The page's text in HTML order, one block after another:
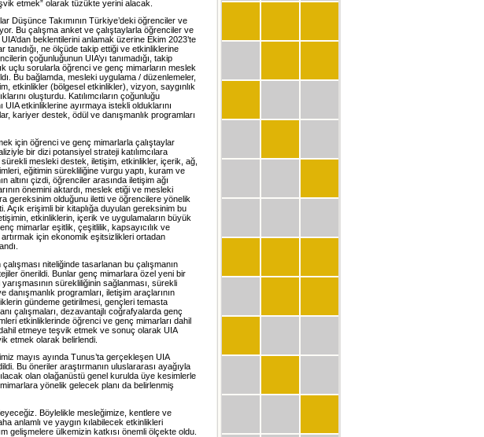
etmek” olarak tüzükte yerini alacak.
Düşünce Takımının Türkiye’deki öğrenciler ve
Bu çalışma anket ve çalıştaylarla öğrenciler ve
beklentilerini anlamak üzerine Ekim 2023’te
tanıdığı, ne ölçüde takip ettiği ve etkinliklerine
çoğunluğunun UIA’yı tanımadığı, takip
uçlu sorularla öğrenci ve genç mimarların meslek
Bu bağlamda, mesleki uygulama / düzenlemeler,
etkinlikler (bölgesel etkinlikler), vizyon, saygınlık
oluşturdu. Katılımcıların çoğunluğu
etkinliklerine ayırmaya istekli olduklarını
kariyer destek, ödül ve danışmanlık programları
için öğrenci ve genç mimarlarla çalıştaylar
bir dizi potansiyel strateji katılımcılara
mesleki destek, iletişim, etkinlikler, içerik, ağ,
eğitimin sürekliliğine vurgu yaptı, kuram ve
altını çizdi, öğrenciler arasında iletişim ağı
önemini aktardı, meslek etiği ve mesleki
gereksinim olduğunu iletti ve öğrencilere yönelik
Açık erişimli bir kitaplığa duyulan gereksinim bu
etkinliklerin, içerik ve uygulamaların büyük
mimarlar eşitlik, çeşitlilik, kapsayıcılık ve
artırmak için ekonomik eşitsizlikleri ortadan
niteliğinde tasarlanan bu çalışmanın
önerildi. Bunlar genç mimarlara özel yeni bir
sürekliliğinin sağlanması, sürekli
programları, iletişim araçlarının
gündeme getirilmesi, gençleri temasta
çalışmaları, dezavantajlı coğrafyalarda genç
etkinliklerinde öğrenci ve genç mimarları dahil
etmeye teşvik etmek ve sonuç olarak UIA
etmek olarak belirlendi.
mayıs ayında Tunus’ta gerçekleşen UIA
Bu öneriler araştırmanın uluslararası ayağıyla
olan olağanüstü genel kurulda üye kesimlerle
yönelik gelecek planı da belirlenmiş
Böylelikle mesleğimize, kentlere ve
anlamlı ve yaygın kılabilecek etkinlikleri
gelişmelere ülkemizin katkısı önemli ölçekte oldu.